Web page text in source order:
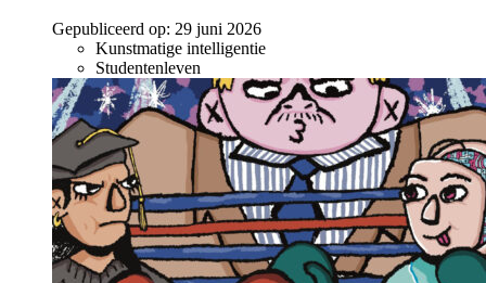
Gepubliceerd op: 29 juni 2026
Kunstmatige intelligentie
Studentenleven